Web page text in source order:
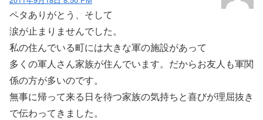
ペタありがとう、そして
涙が止まりませんでした。
私の住んでいる町には大きな軍の施設があって
多くの軍人さん家族が住んでいます。だからお友人も軍関
係の方が多いのです。
無事に帰って来る日を待つ家族の気持ちと喜びが理屈抜き
で伝わってきました。